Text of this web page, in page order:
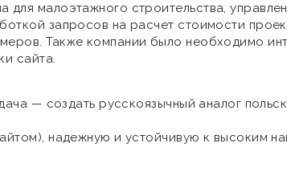
малоэтажного строительства,
запросов на расчет стоимости
Также компании было необходимо
сайта.
— создать русскоязычный аналог
надежную и устойчивую к высоким